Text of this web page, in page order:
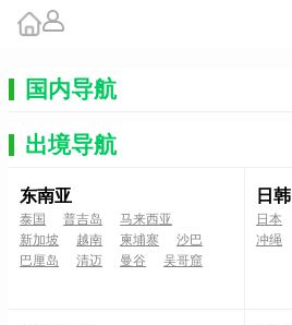
国内导航
出境导航
东南亚
泰国 普吉岛
马来西亚
新加坡
越南 柬埔寨
沙巴
巴厘岛
清迈 曼谷 吴哥窟
日韩
日本
冲绳